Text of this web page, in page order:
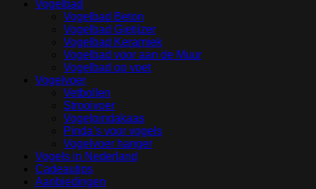
Vogelbad
Vogelbad Beton
Vogelbad Gietijzer
Vogelbad Keramiek
Vogelbad voor aan de Muur
Vogelbad op voet
Vogelvoer
Vetbollen
Strooivoer
Vogelpindakaas
Pinda’s voor vogels
Vogelvoer hanger
Vogels in Nederland
Cadeautips
Aanbiedingen